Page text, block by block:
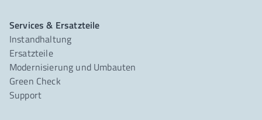
Services & Ersatzteile
Instandhaltung
Ersatzteile
Modernisierung und Umbauten
Green Check
Support